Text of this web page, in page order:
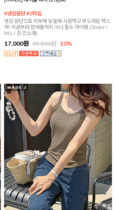
#냉감원단 #2타입
냉감 원단으로 피부에 닿을때 시원하고 부드러운 텍스
쳐! 지금부터 한여름까지 이너 필수 아이템 (3color /
M,L / 끈,민소매)
17,000원 18,800원 10%